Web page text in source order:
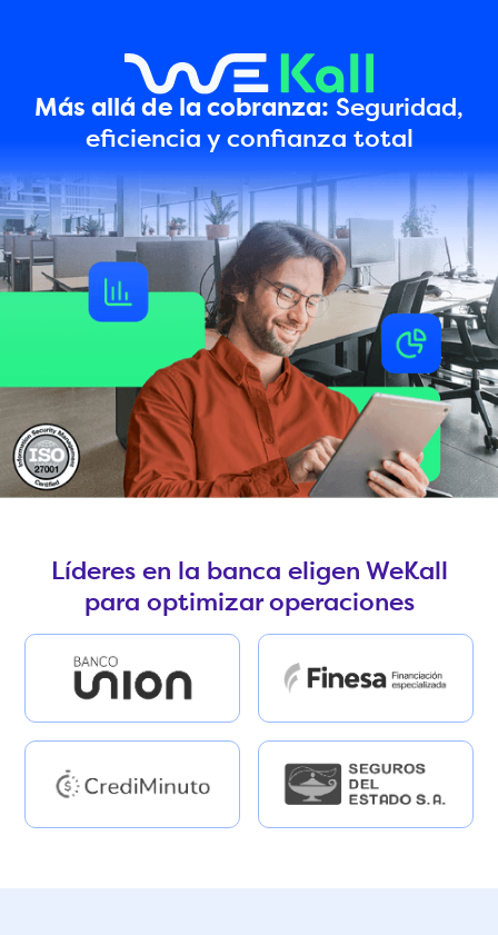
Más allá de la cobranza: Seguridad,
eficiencia y confianza total
Líderes en la banca eligen WeKall
para optimizar operaciones